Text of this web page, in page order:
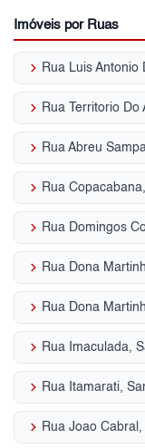
Imóveis por Ruas
keyboard_arrow_right Rua Luis Antonio
keyboard_arrow_right Rua Territorio Do
keyboard_arrow_right Rua Abreu
keyboard_arrow_right Rua
keyboard_arrow_right Rua Domingos
keyboard_arrow_right Rua Dona
keyboard_arrow_right Rua Dona
keyboard_arrow_right Rua Imaculada,
keyboard_arrow_right Rua Itamarati,
keyboard_arrow_right Rua Joao